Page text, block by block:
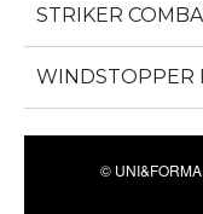
STRIKER
WINDSTOPPER
©